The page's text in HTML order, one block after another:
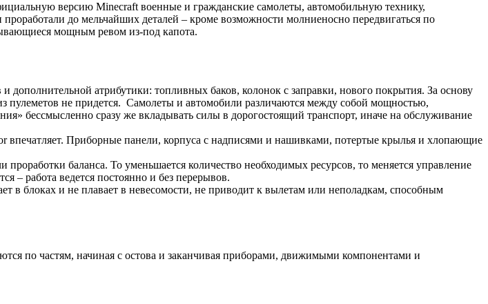
версию Minecraft военные и гражданские самолеты, автомобильную технику,
до мельчайших деталей – кроме возможности молниеносно передвигаться по
мощным ревом из-под капота.
дополнительной атрибутики: топливных баков, колонок с заправки, нового покрытия. За основу
не придется. Самолеты и автомобили различаются между собой мощностью,
бессмысленно сразу же вкладывать силы в дорогостоящий транспорт, иначе на обслуживание
Приборные панели, корпуса с надписями и нашивками, потертые крылья и хлопающие
баланса. То уменьшается количество необходимых ресурсов, то меняется управление
– работа ведется постоянно и без перерывов.
в блоках и не плавает в невесомости, не приводит к вылетам или неполадкам, способным
по частям, начиная с остова и заканчивая приборами, движимыми компонентами и